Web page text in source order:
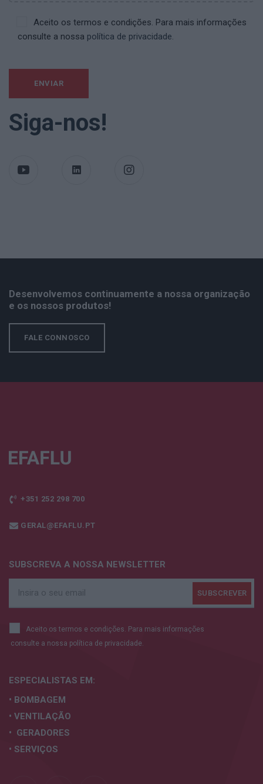
Aceito os termos e condições. Para mais informações
consulte a nossa política de privacidade.
Siga-nos!
Desenvolvemos continuamente a nossa organização
e os nossos produtos!
FALE CONNOSCO
+351 252 298 700
GERAL@EFAFLU.PT
SUBSCREVA A NOSSA NEWSLETTER
Aceito os termos e condições. Para mais informações
consulte a nossa política de privacidade.
ESPECIALISTAS EM:
• BOMBAGEM
• VENTILAÇÃO
• GERADORES
• SERVIÇOS